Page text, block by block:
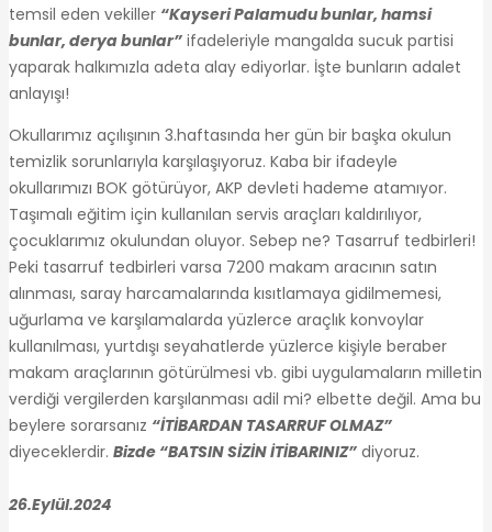
temsil eden vekiller “Kayseri Palamudu bunlar, hamsi
bunlar, derya bunlar” ifadeleriyle mangalda sucuk partisi
yaparak halkımızla adeta alay ediyorlar. İşte bunların adalet
anlayışı!
Okullarımız açılışının 3.haftasında her gün bir başka okulun
temizlik sorunlarıyla karşılaşıyoruz. Kaba bir ifadeyle
okullarımızı BOK götürüyor, AKP devleti hademe atamıyor.
Taşımalı eğitim için kullanılan servis araçları kaldırılıyor,
çocuklarımız okulundan oluyor. Sebep ne? Tasarruf tedbirleri!
Peki tasarruf tedbirleri varsa 7200 makam aracının satın
alınması, saray harcamalarında kısıtlamaya gidilmemesi,
uğurlama ve karşılamalarda yüzlerce araçlık konvoylar
kullanılması, yurtdışı seyahatlerde yüzlerce kişiyle beraber
makam araçlarının götürülmesi vb. gibi uygulamaların milletin
verdiği vergilerden karşılanması adil mi? elbette değil. Ama bu
beylere sorarsanız “İTİBARDAN TASARRUF OLMAZ”
diyeceklerdir. Bizde “BATSIN SİZİN İTİBARINIZ” diyoruz.
26.Eylül.2024